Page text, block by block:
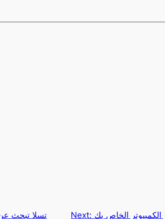
تسلا تبحث Next: الخاص بك